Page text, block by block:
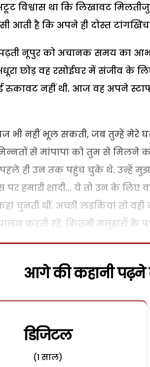
विश्वास था कि लिखावट
आती है कि अपने ही दोस्त
नूपुर को अचानक समय का
छोड़ वह रसोईघर में संजीव के
रुकावट नहीं थी. आज वह अपने
भी नहीं भूल सकती, जब तुम्हें मेरे
से मांपापा को तुम से मिलने
ही उन तक पहुंच चुके थे. उन्हें मुझ
हमारी शादी... ये तो उन के लिए
चुनती थीं. अच्छी लड़कियां तो वही
करती रहें. कितनी मनुहारों के
आगे की कहानी पढ़ने
डिजिटल
(1 साल)